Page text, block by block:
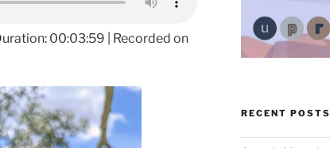
00:03:59
Recorded on
RECENT POSTS